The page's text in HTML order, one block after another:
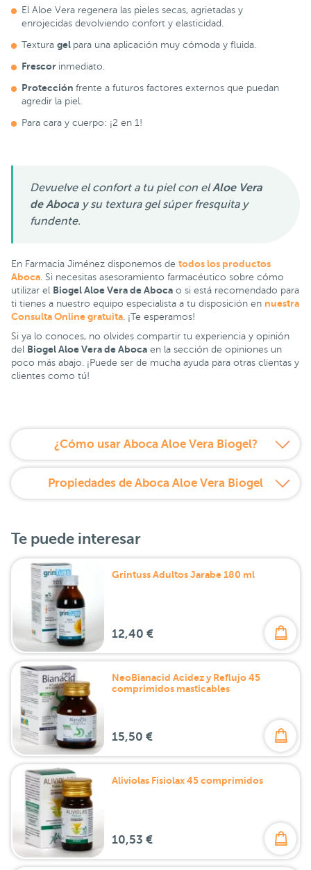
El Aloe Vera regenera las pieles secas, agrietadas y
enrojecidas devolviendo confort y elasticidad.
Textura gel para una aplicación muy cómoda y fluida.
Frescor inmediato.
Protección frente a futuros factores externos que puedan
agredir la piel.
Para cara y cuerpo: ¡2 en 1!
Devuelve el confort a tu piel con elAloe Vera
de Aboca y su textura gel súper fresquita y
fundente.
En Farmacia Jiménez disponemos de todos los productos
Aboca . Si necesitas asesoramiento farmacéutico sobre cómo
utilizar el Biogel Aloe Vera de Aboca o si está recomendado para
ti tienes a nuestro equipo especialista a tu disposición en nuestra
Consulta Online gratuita . ¡Te esperamos!
Si ya lo conoces, no olvides compartir tu experiencia y opinión
del Biogel Aloe Vera de Aboca en la sección de opiniones un
poco más abajo. ¡Puede ser de mucha ayuda para otras clientas y
clientes como tú!
¿Cómo usar Aboca Aloe Vera Biogel?
Propiedades de Aboca Aloe Vera Biogel
Te puede interesar
Grintuss Adultos Jarabe 180 ml
12,40 €
NeoBianacid Acidez y Reflujo 45
comprimidos masticables
15,50 €
Aliviolas Fisiolax 45 comprimidos
10,53 €